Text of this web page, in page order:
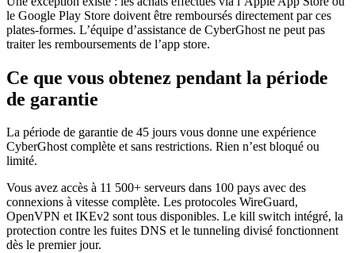
le Google Play Store doivent être remboursés directement par ces
plates-formes. L’équipe d’assistance de CyberGhost ne peut pas
traiter les remboursements de l’app store.
Ce que vous obtenez pendant la période
de garantie
La période de garantie de 45 jours vous donne une expérience
CyberGhost complète et sans restrictions. Rien n’est bloqué ou
limité.
Vous avez accès à 11 500+ serveurs dans 100 pays avec des
connexions à vitesse complète. Les protocoles WireGuard,
OpenVPN et IKEv2 sont tous disponibles. Le kill switch intégré, la
protection contre les fuites DNS et le tunneling divisé fonctionnent
dès le premier jour.